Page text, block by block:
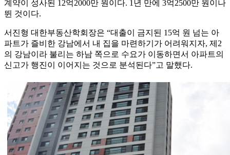
계약이 성사된 12억2000만 원이다. 1년 만에 3억2500만 원이나
뛴 것이다.
서진형 대한부동산학회장은 “대출이 금지된 15억 원 넘는 아
파트가 즐비한 강남에서 내 집을 마련하기가 어려워지자, 제2
의 강남이라 불리는 하남 쪽으로 수요가 이동하면서 아파트의
신고가 행진이 이어지는 것으로 분석된다”고 말했다.